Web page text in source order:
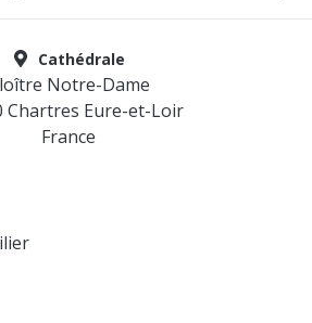
Cathédrale
Notre-Dame
Chartres Eure-et-Loir
France